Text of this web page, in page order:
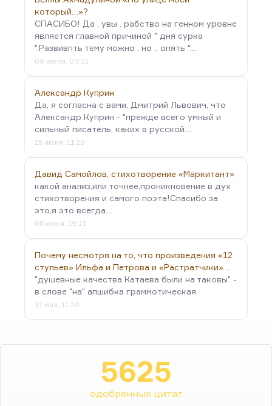
который…»?
СПАСИБО! Да , увы . рабство на генном уровне
является главной причиной " дня сурка
".Развивпть тему можно , но .. опять "…
09 июля, 03:01
Александр Куприн
Да, я согласна с вами, Дмитрий Львович, что
Александр Куприн - "прежде всего умный и
сильный писатель, каких в русской…
15 июня, 11:29
Давид Самойлов, стихотворение «Маркитант»
какой анализ,или точнее,проникновение в дух
стихотворения и самого поэта!Спасибо за
это,я это всегда…
06 июня, 19:21
Почему несмотря на то, что произведения «12
стульев» Ильфа и Петрова и «Растратчики»…
"душевные качества Катаева были на таковы" -
в слове "на" апшибка граммотическая
31 мая, 11:20
5625
одобренных цитат